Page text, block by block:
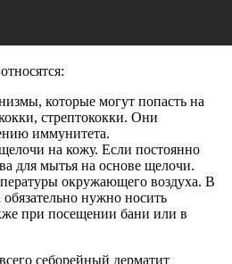
которые могут попасть на
стрептококки. Они
иммунитета.
на кожу. Если постоянно
для мытья на основе щелочи.
окружающего воздуха. В
нужно носить
при посещении бани или в
себорейный дерматит